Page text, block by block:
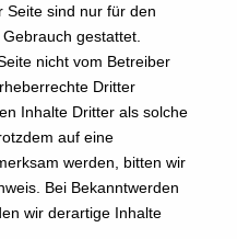
Seite sind nur für den
gestattet.
nicht vom Betreiber
Dritter
Inhalte Dritter als solche
auf eine
werden, bitten wir
Bei Bekanntwerden
wir derartige Inhalte